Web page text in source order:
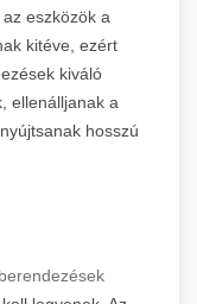
eszközök a
kitéve, ezért
kiváló
ellenálljanak a
hosszú